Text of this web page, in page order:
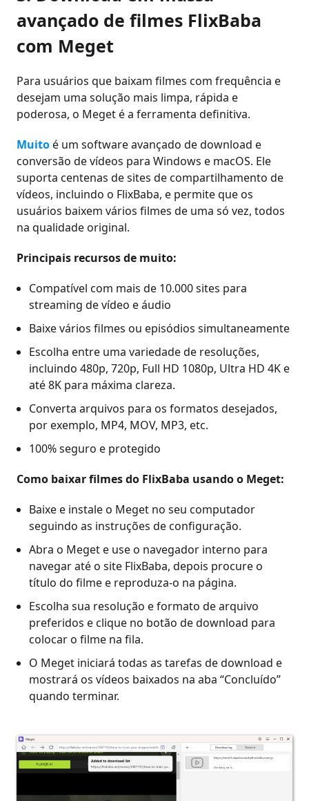
avançado de filmes FlixBaba
com Meget
Para usuários que baixam filmes com frequência e
desejam uma solução mais limpa, rápida e
poderosa, o Meget é a ferramenta definitiva.
Muito é um software avançado de download e
conversão de vídeos para Windows e macOS. Ele
suporta centenas de sites de compartilhamento de
vídeos, incluindo o FlixBaba, e permite que os
usuários baixem vários filmes de uma só vez, todos
na qualidade original.
Principais recursos de muito:
Compatível com mais de 10.000 sites para
streaming de vídeo e áudio
Baixe vários filmes ou episódios simultaneamente
Escolha entre uma variedade de resoluções,
incluindo 480p, 720p, Full HD 1080p, Ultra HD 4K e
até 8K para máxima clareza.
Converta arquivos para os formatos desejados,
por exemplo, MP4, MOV, MP3, etc.
100% seguro e protegido
Como baixar filmes do FlixBaba usando o Meget:
Baixe e instale o Meget no seu computador
seguindo as instruções de configuração.
Abra o Meget e use o navegador interno para
navegar até o site FlixBaba, depois procure o
título do filme e reproduza-o na página.
Escolha sua resolução e formato de arquivo
preferidos e clique no botão de download para
colocar o filme na fila.
O Meget iniciará todas as tarefas de download e
mostrará os vídeos baixados na aba “Concluído”
quando terminar.